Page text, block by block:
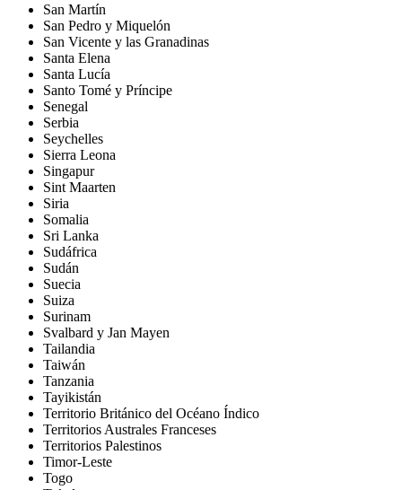
San Martín
San Pedro y Miquelón
San Vicente y las Granadinas
Santa Elena
Santa Lucía
Santo Tomé y Príncipe
Senegal
Serbia
Seychelles
Sierra Leona
Singapur
Sint Maarten
Siria
Somalia
Sri Lanka
Sudáfrica
Sudán
Suecia
Suiza
Surinam
Svalbard y Jan Mayen
Tailandia
Taiwán
Tanzania
Tayikistán
Territorio Británico del Océano Índico
Territorios Australes Franceses
Territorios Palestinos
Timor-Leste
Togo